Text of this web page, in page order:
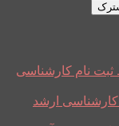
نام کارشناسی
ارشد